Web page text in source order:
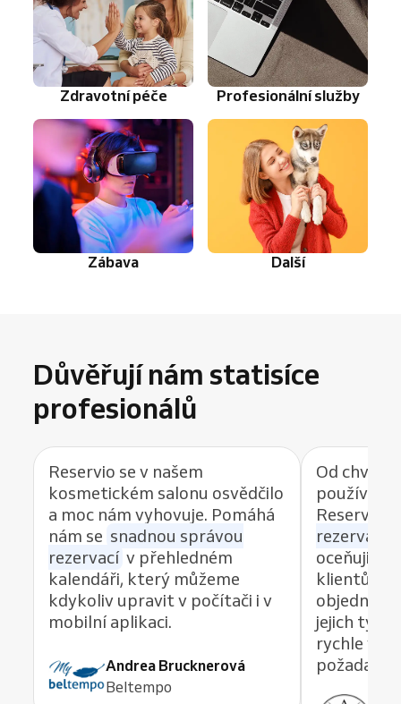
Zdravotní péče Profesionální služby
Zábava Další
Důvěřují nám statisíce
profesionálů
Reservio se v našem
kosmetickém salonu osvědčilo
a moc nám vyhovuje. Pomáhá
nám se snadnou správou
rezervací v přehledném
kalendáři, který můžeme
kdykoliv upravit v počítači i v
mobilní aplikaci.
Andrea Brucknerová
Beltempo
Od chvíle,
používat
Reservio,
rezervací
oceňuji
klientům
jejich tým
rychle